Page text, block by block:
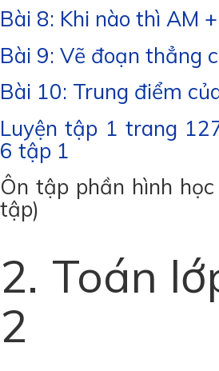
Bài 8: Khi nào thì AM
Bài 9: Vẽ đoạn thẳng
Bài 10: Trung điểm
Luyện tập 1 trang
6 tập 1
Ôn tập phần hình
tập)
2. Toán
2